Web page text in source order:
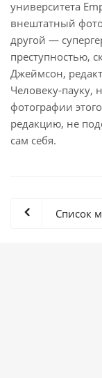
университета
внештатный
другой —
преступностью,
Джеймсон,
Человеку-пауку,
фотографии
редакцию, не
сам себя.
Список